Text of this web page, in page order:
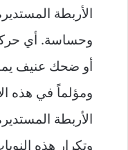
الأربطة
وحساسة. أي
أو ضحك عنيف
ومؤلماً في هذه
الأربطة
وتكرار هذه